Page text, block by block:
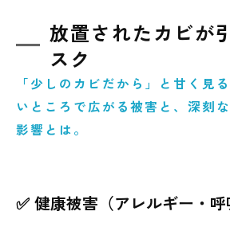
放置されたカビが
スク
「少しのカビだから」と甘く見
いところで広がる被害と、深刻
影響とは。
✅ 健康被害（アレルギー・呼